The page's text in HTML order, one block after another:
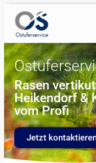
Rasen
Heikendorf &
vom Profi
Jetzt